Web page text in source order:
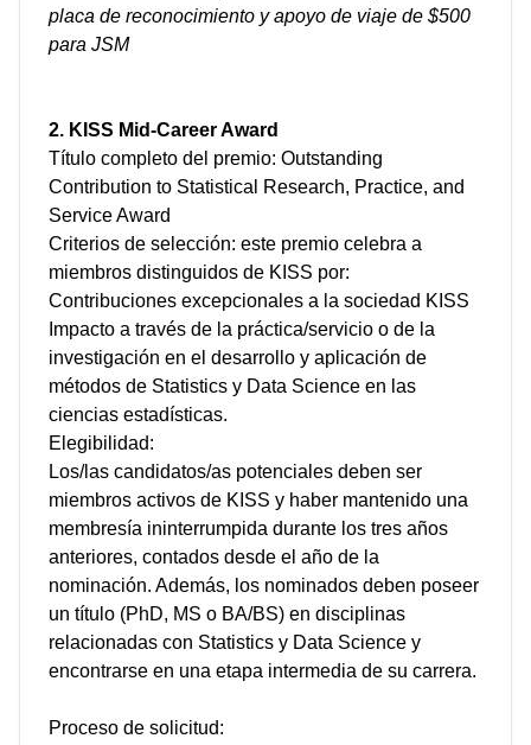
placa de reconocimiento y apoyo de viaje de $500
para JSM
2. KISS Mid-Career Award
Título completo del premio: Outstanding
Contribution to Statistical Research, Practice, and
Service Award
Criterios de selección: este premio celebra a
miembros distinguidos de KISS por:
Contribuciones excepcionales a la sociedad KISS
Impacto a través de la práctica/servicio o de la
investigación en el desarrollo y aplicación de
métodos de Statistics y Data Science en las
ciencias estadísticas.
Elegibilidad:
Los/las candidatos/as potenciales deben ser
miembros activos de KISS y haber mantenido una
membresía ininterrumpida durante los tres años
anteriores, contados desde el año de la
nominación. Además, los nominados deben poseer
un título (PhD, MS o BA/BS) en disciplinas
relacionadas con Statistics y Data Science y
encontrarse en una etapa intermedia de su carrera.
Proceso de solicitud: